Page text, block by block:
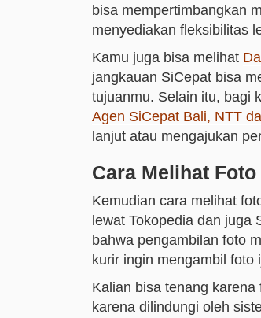
bisa mempertimbangkan
menyediakan fleksibilitas
Kamu juga bisa melihat
jangkauan SiCepat bisa
tujuanmu. Selain itu, bagi
Agen SiCepat Bali, NTT
lanjut atau mengajukan
Cara Melihat
Kemudian cara melihat
lewat Tokopedia dan
bahwa pengambilan foto
kurir ingin mengambil foto
Kalian bisa tenang
karena dilindungi oleh